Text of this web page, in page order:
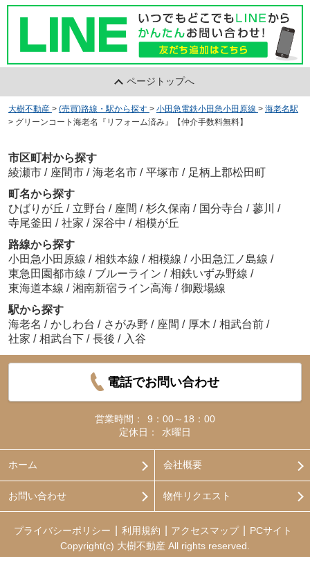
ページトップへ
大樹不動産 > (売買)路線・駅から探す > 小田急電鉄小田急小田原線 > 海老名駅
> グリーンコート海老名『リフォーム済み』【仲介手数料無料】
市区町村から探す
綾瀬市 / 座間市 / 海老名市 / 平塚市 / 足柄上郡松田町
町名から探す
ひばりが丘 / 立野台 / 座間 / 杉久保南 / 国分寺台 / 蓼川 /
寺尾釜田 / 社家 / 深谷中 / 相模が丘
路線から探す
小田急小田原線 / 相鉄本線 / 相模線 / 小田急江ノ島線 /
東急田園都市線 / ブルーライン / 相鉄いずみ野線 /
東海道本線 / 湘南新宿ライン高海 / 御殿場線
駅から探す
海老名 / かしわ台 / さがみ野 / 座間 / 厚木 / 相武台前 /
社家 / 相武台下 / 長後 / 入谷
電話でお問い合わせ
営業時間：
9：00～18：00
定休日：
水曜日
ホーム 会社概要
お問い合わせ 物件リクエスト
プライバシーポリシー 利用規約 アクセスマップ
PCサイト
Copyright(c) 大樹不動産 All rights reserved.